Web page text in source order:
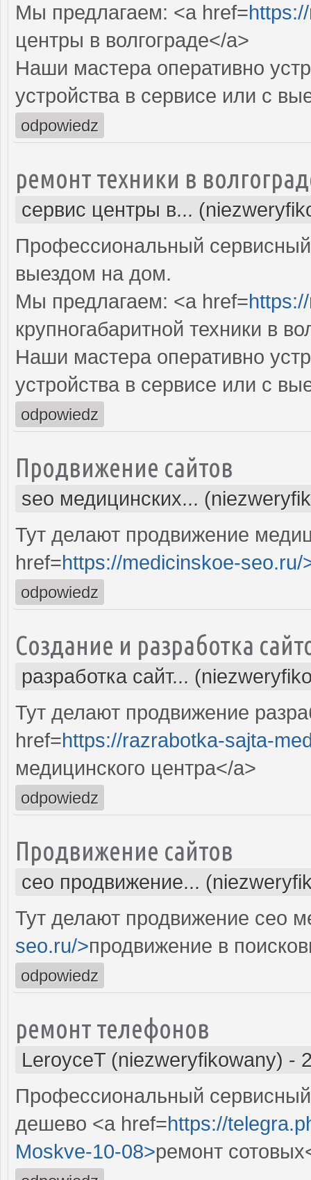
Мы предлагаем: <a href=
центры в волгограде</a>
Наши мастера оперативно
устройства в сервисе или с
odpowiedz
ремонт техники в
сервис центры в...
Профессиональный
выездом на дом.
Мы предлагаем: <a href=
крупногабаритной техники в
Наши мастера оперативно
устройства в сервисе или с
odpowiedz
Продвижение сайтов
seo медицинских...
Тут делают продвижение
href=https://medicinskoe-seo.ru/
odpowiedz
Создание и разработка
разработка сайт...
Тут делают продвижение
href=https://razrabotka-sajta-
медицинского центра</a>
odpowiedz
Продвижение сайтов
сео продвижение...
Тут делают продвижение сео
seo.ru/>продвижение в
odpowiedz
ремонт телефонов
LeroyceT (niezweryfikowany) -
Профессиональный
дешево <a href=https://
Moskve-10-08>ремонт